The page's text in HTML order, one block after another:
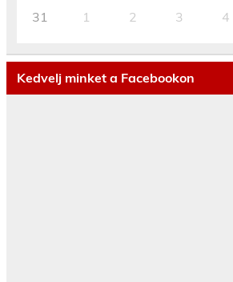
31 1 2 3 4
Kedvelj minket a Facebookon